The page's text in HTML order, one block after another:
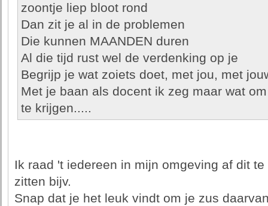
zoontje liep bloot rond
Dan zit je al in de problemen
Die kunnen MAANDEN duren
Al die tijd rust wel de verdenking op je
Begrijp je wat zoiets doet, met jou, met
Met je baan als docent ik zeg maar wat
te krijgen.....
Ik raad 't iedereen in mijn omgeving af dit
zitten bijv.
Snap dat je het leuk vindt om je zus